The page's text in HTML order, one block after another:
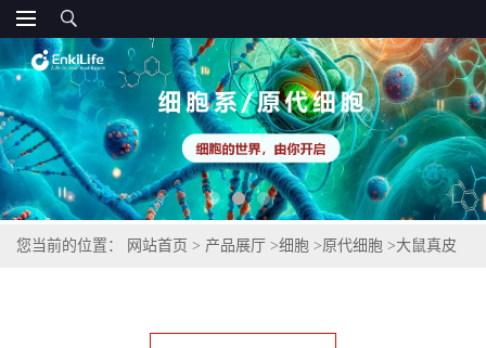
您当前的位置： 网站首页 > 产品展厅 >细胞 >原代细胞 >大鼠真皮